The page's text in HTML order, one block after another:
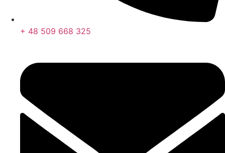
+ 48 509 668 325